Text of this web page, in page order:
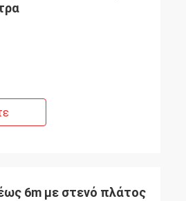
6m με στενό πλάτος